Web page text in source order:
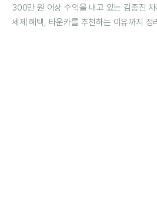
300만 원 이상 수익을 내고 있는 김종진
세제 혜택, 타운카를 추천하는 이유까지 정